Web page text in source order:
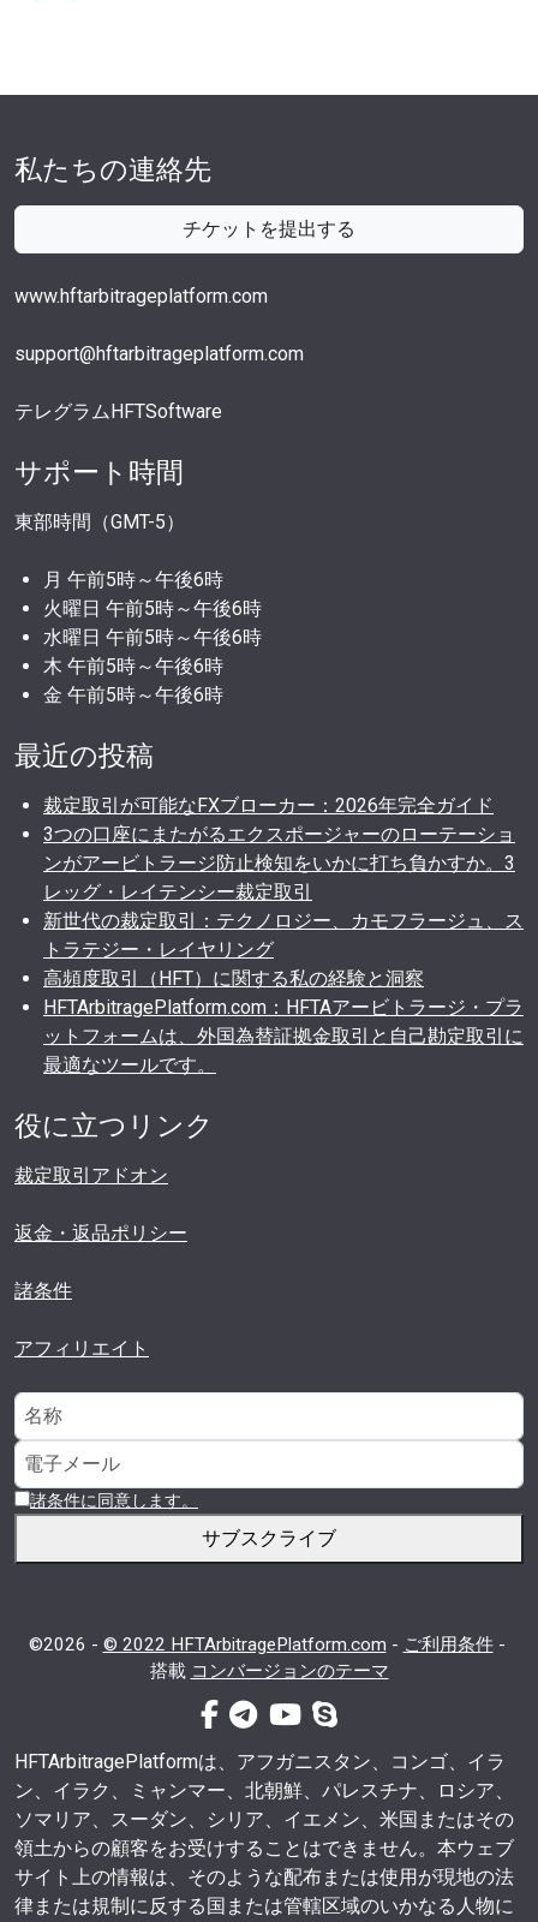
私たちの連絡先
チケットを提出する
www.hftarbitrageplatform.com
support@hftarbitrageplatform.com
テレグラムHFTSoftware
サポート時間
東部時間（GMT-5）
月 午前5時～午後6時
火曜日 午前5時～午後6時
水曜日 午前5時～午後6時
木 午前5時～午後6時
金 午前5時～午後6時
最近の投稿
裁定取引が可能なFXブローカー：2026年完全ガイド
3つの口座にまたがるエクスポージャーのローテーショ
ンがアービトラージ防止検知をいかに打ち負かすか。3
レッグ・レイテンシー裁定取引
新世代の裁定取引：テクノロジー、カモフラージュ、ス
トラテジー・レイヤリング
高頻度取引（HFT）に関する私の経験と洞察
HFTArbitragePlatform.com：HFTAアービトラージ・プラ
ットフォームは、外国為替証拠金取引と自己勘定取引に
最適なツールです。
役に立つリンク
裁定取引アドオン
返金・返品ポリシー
諸条件
アフィリエイト
諸条件に同意します。
サブスクライブ
©2026 - © 2022 HFTArbitragePlatform.com - ご利用条件-
搭載 コンバージョンのテーマ
フェイスブック
電報 ユーチューブ
スカイプ
HFTArbitragePlatformは、アフガニスタン、コンゴ、イラ
ン、イラク、ミャンマー、北朝鮮、パレスチナ、ロシア、
ソマリア、スーダン、シリア、イエメン、米国またはその
領土からの顧客をお受けすることはできません。本ウェブ
サイト上の情報は、そのような配布または使用が現地の法
律または規制に反する国または管轄区域のいかなる人物に